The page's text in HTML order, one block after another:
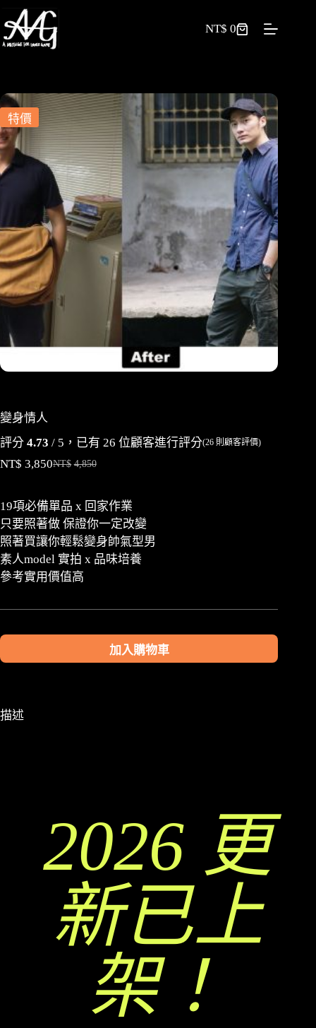
NT$ 0
特價
變身情人
評分 4.73 / 5，已有 26 位顧客進行評分(26 則顧客評價)
NT$ 4,850
NT$ 3,850
19項必備單品 x 回家作業​
只要照著做 保證你一定改變​
照著買讓你輕鬆變身帥氣型男​
素人model 實拍 x 品味培養
參考實用價值高​
加入購物車
e
描述
2026 更
新已上
架！